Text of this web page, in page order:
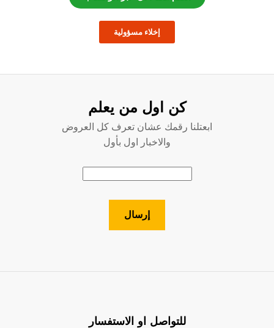
إخلاء مسؤولية
كن اول من يعلم
ابعتلنا رقمك عشان تعرف كل العروض
والاخبار اول بأول
للتواصل او الاستفسار